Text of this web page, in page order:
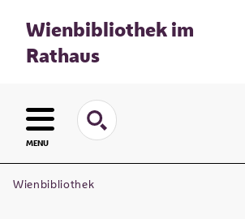
Wienbibliothek im
Rathaus
MENU
Wienbibliothek